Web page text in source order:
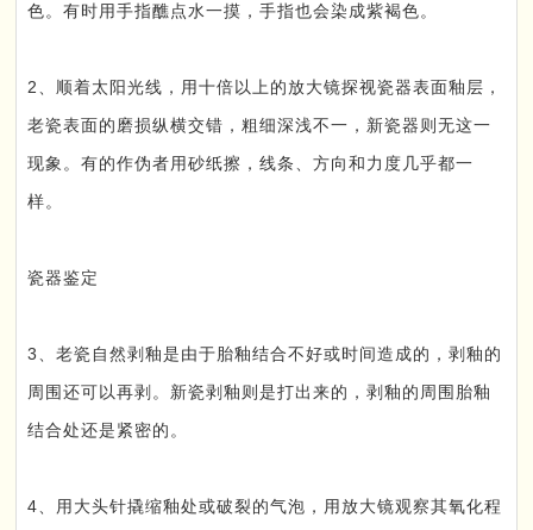
色。有时用手指醮点水一摸，手指也会染成紫褐色。
2、顺着太阳光线，用十倍以上的放大镜探视瓷器表面釉层，
老瓷表面的磨损纵横交错，粗细深浅不一，新瓷器则无这一
现象。有的作伪者用砂纸擦，线条、方向和力度几乎都一
样。
瓷器鉴定
3、老瓷自然剥釉是由于胎釉结合不好或时间造成的，剥釉的
周围还可以再剥。新瓷剥釉则是打出来的，剥釉的周围胎釉
结合处还是紧密的。
4、用大头针撬缩釉处或破裂的气泡，用放大镜观察其氧化程